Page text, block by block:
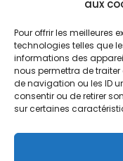
aux
Pour offrir les meilleures
technologies telles que
informations des
nous permettra de
de navigation ou les ID
consentir ou de retirer
sur certaines
Notre mission :
optimiser votre
environnement
professionnel
pour renforcer
les
et la valeur de
À
nous